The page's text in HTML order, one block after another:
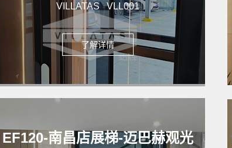
VILLATAS VLL001
了解详情
EF120-南昌店展梯-迈巴赫观光